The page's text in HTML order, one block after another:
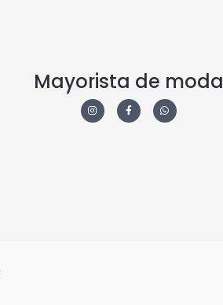
Mayorista de moda